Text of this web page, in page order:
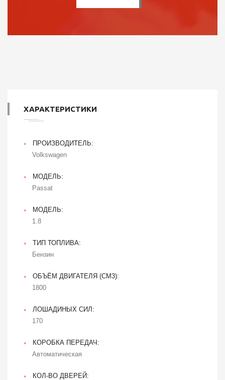
ХАРАКТЕРИСТИКИ
ПРОИЗВОДИТЕЛЬ:
Volkswagen
МОДЕЛЬ:
Passat
МОДЕЛЬ:
1.8
ТИП ТОПЛИВА:
Бензин
ОБЪЁМ ДВИГАТЕЛЯ (CM3):
1800
ЛОШАДИНЫХ СИЛ:
170
КОРОБКА ПЕРЕДАЧ:
Автоматическая
КОЛ-ВО ДВЕРЕЙ: